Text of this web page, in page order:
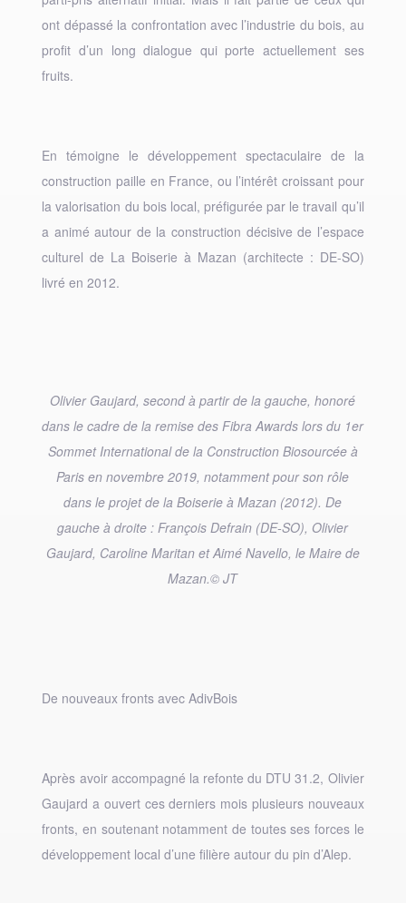
ont dépassé la confrontation avec l’industrie du bois, au
profit d’un long dialogue qui porte actuellement ses
fruits.
En témoigne le développement spectaculaire de la
construction paille en France, ou l’intérêt croissant pour
la valorisation du bois local, préfigurée par le travail qu’il
a animé autour de la construction décisive de l’espace
culturel de La Boiserie à Mazan (architecte : DE-SO)
livré en 2012.
Olivier Gaujard, second à partir de la gauche, honoré
dans le cadre de la remise des Fibra Awards lors du 1er
Sommet International de la Construction Biosourcée à
Paris en novembre 2019, notamment pour son rôle
dans le projet de la Boiserie à Mazan (2012). De
gauche à droite : François Defrain (DE-SO), Olivier
Gaujard, Caroline Maritan et Aimé Navello, le Maire de
Mazan.© JT
De nouveaux fronts avec AdivBois
Après avoir accompagné la refonte du DTU 31.2, Olivier
Gaujard a ouvert ces derniers mois plusieurs nouveaux
fronts, en soutenant notamment de toutes ses forces le
développement local d’une filière autour du pin d’Alep.